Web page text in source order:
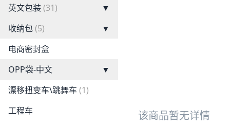
英文包装(31)
▼
收纳包(5)
▼
电商密封盒
OPP袋-中文
▼
漂移扭变车\跳舞车 (1)
工程车
该商品暂无详情